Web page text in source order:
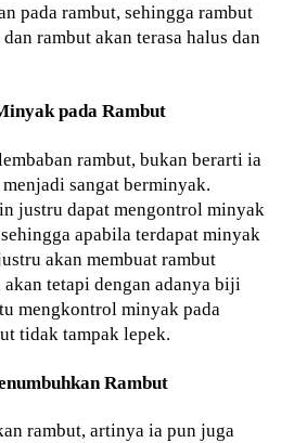
pada rambut, sehingga rambut
rambut akan terasa halus dan
pada Rambut
rambut, bukan berarti ia
sangat berminyak.
justru dapat mengontrol minyak
apabila terdapat minyak
akan membuat rambut
tetapi dengan adanya biji
mengkontrol minyak pada
tidak tampak lepek.
Rambut
rambut, artinya ia pun juga